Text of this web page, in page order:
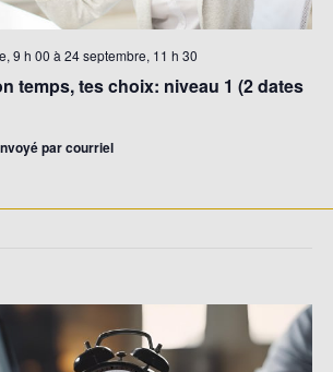
temps, tes choix: niveau 1 (2 dates
9 h 00 à 24 septembre, 11 h 30
par courriel